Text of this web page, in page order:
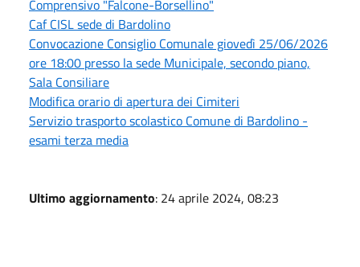
Comprensivo "Falcone-Borsellino"
Caf CISL sede di Bardolino
Convocazione Consiglio Comunale giovedì 25/06/2026
ore 18:00 presso la sede Municipale, secondo piano,
Sala Consiliare
Modifica orario di apertura dei Cimiteri
Servizio trasporto scolastico Comune di Bardolino -
esami terza media
Ultimo aggiornamento: 24 aprile 2024, 08:23